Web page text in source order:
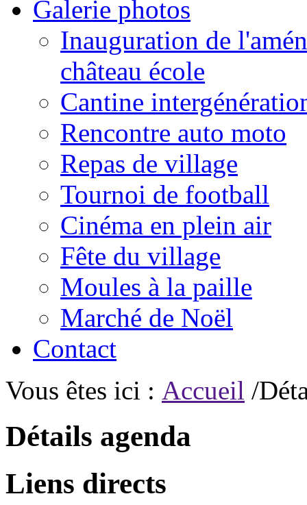
Galerie photos
Inauguration de
château école
Cantine
Rencontre auto moto
Repas de village
Tournoi de football
Cinéma en plein air
Fête du village
Moules à la paille
Marché de Noël
Contact
Vous êtes ici : Accueil /
Détails agenda
Liens directs